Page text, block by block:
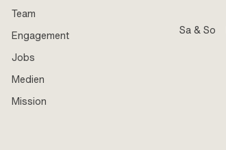
Team
Engagement
Jobs
Medien
Mission
Sa & So